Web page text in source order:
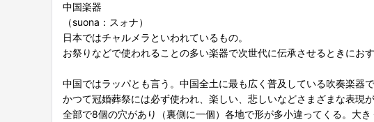
中国楽器
（suona：スォナ）
日本ではチャルメラといわれているもの。
お祭りなどで使われることの多い楽器で次世代に伝承させるときにおす
中国ではラッパとも言う。中国全土に最も広く普及している吹奏楽器で
かつて冠婚葬祭には必ず使われ、楽しい、悲しいなどさまざまな表現が
全部で8個の穴があり（裏側に一個）各地で形が多小違ってくる。大き